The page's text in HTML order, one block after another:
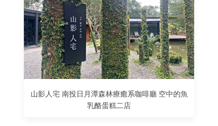
山影人宅 南投日月潭森林療癒系咖啡廳 空中的魚
乳酪蛋糕二店